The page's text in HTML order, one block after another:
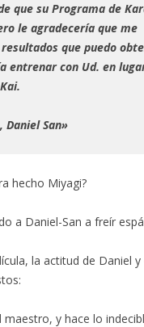
que su Programa de
le agradecería que me
que puedo
entrenar con Ud. en
San»
hecho Miyagi?
a Daniel-San a freír
la actitud de Daniel
y hace lo